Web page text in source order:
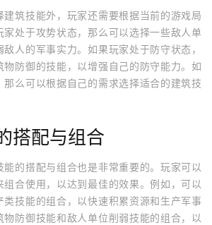
建筑技能外，玩家还需要根据当前的游戏局
家处于攻势状态，那么可以选择一些敌人单
人的军事实力。如果玩家处于防守状态，
物防御的技能，以增强自己的防守能力。如
那么可以根据自己的需求选择适合的建筑技
搭配与组合
能的搭配与组合也是非常重要的。玩家可以
组合使用，以达到最佳的效果。例如，可以
类技能的组合，以快速积累资源和生产军事
物防御技能和敌人单位削弱技能的组合，以